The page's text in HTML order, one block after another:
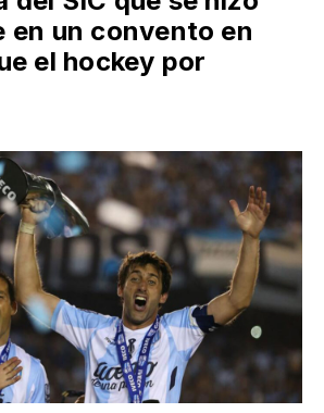
en un convento en
el hockey por